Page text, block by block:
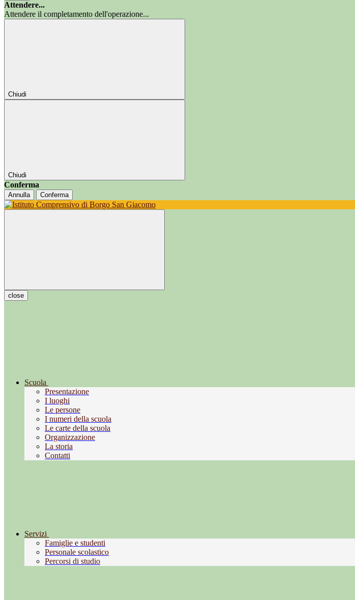
Attendere...
Attendere il completamento dell'operazione...
Chiudi
Chiudi
Conferma
Annulla Conferma
close
Scuola
Presentazione
I luoghi
Le persone
I numeri della scuola
Le carte della scuola
Organizzazione
La storia
Contatti
Servizi
Famiglie e studenti
Personale scolastico
Percorsi di studio